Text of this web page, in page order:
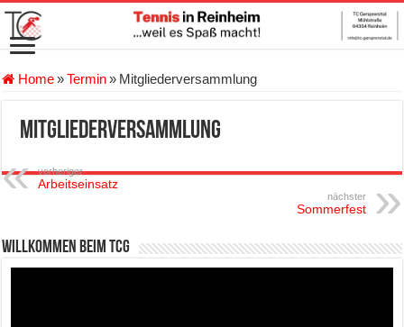
Home»Termin» Mitgliederversammlung
Mitgliederversammlung
vorheriger
Arbeitseinsatz
nächster
Sommerfest
Willkommen beim TCG